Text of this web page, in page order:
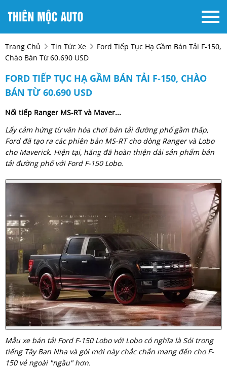
Trang Chủ Tin Tức Xe
Ford Tiếp Tục Hạ Gầm Bán Tải F-150,
Chào Bán Từ 60.690 USD
FORD TIẾP TỤC HẠ GẦM BÁN TẢI F-150, CHÀO
BÁN TỪ 60.690 USD
Nối tiếp Ranger MS-RT và Maver...
Lấy cảm hứng từ văn hóa chơi bán tải đường phố gầm thấp,
Ford đã tạo ra các phiên bản MS-RT cho dòng Ranger và Lobo
cho Maverick. Hiện tại, hãng đã hoàn thiện dải sản phẩm bán
tải đường phố với Ford F-150 Lobo.
Mẫu xe bán tải Ford F-150 Lobo với Lobo có nghĩa là Sói trong
tiếng Tây Ban Nha và gói mới này chắc chắn mang đến cho F-
150 vẻ ngoài "ngầu" hơn.